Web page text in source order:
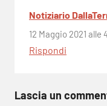
Notiziario
12 Maggio 2021 alle
Rispondi
Lascia un